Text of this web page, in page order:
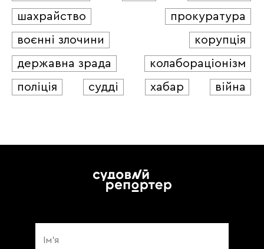
шахрайство
прокуратура
воєнні злочини
корупція
державна зрада
колабораціонізм
поліція
судді хабар війна